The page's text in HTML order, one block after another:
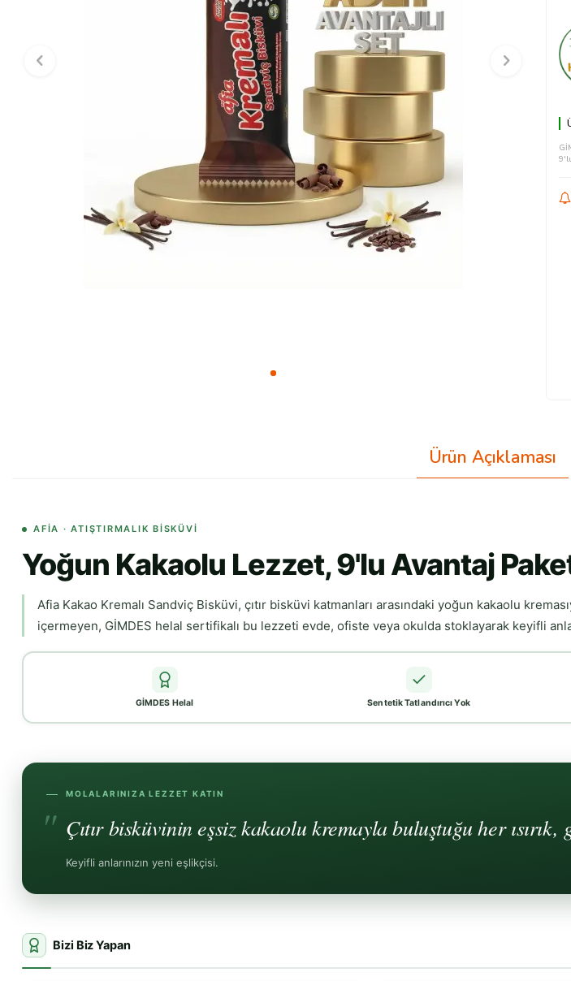
Ürün Açıklaması
AFİA · ATIŞTIRMALIK BISKÜVI
Yoğun Kakaolu Lezzet, 9'lu Avantaj
Afia Kakao Kremalı Sandviç Bisküvi, çıtır bisküvi katmanları arasındaki yoğun kakaolu
içermeyen, GİMDES helal sertifikalı bu lezzeti evde, ofiste veya okulda stoklayarak keyifli
GİMDES Helal Sentetik Tatlandırıcı Yok
MOLALARINIZA LEZZET KATIN
Çıtır bisküvinin eşsiz kakaolu kremayla buluştuğu her
Keyifli anlarınızın yeni eşlikçisi.
Bizi Biz Yapan